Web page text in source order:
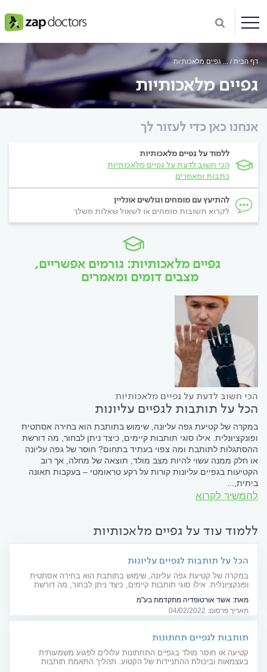
דף הבית גפיים מלאכותיות
גפיים מלאכותיות
אנחנו כאן כדי לעזור לך
ללמוד על גפיים מלאכותיות
הכי חשוב לדעת על גפיים מלאכותיות
כתבות ומאמרים
להתיעץ עם מומחים וגולשים אונליין
לקרוא תשובות מומחים או לשאול שאלות משלך
גפיים מלאכותיות: גורמים אפשריים,
מצבים דומים ומאמרים
הכי חשוב לדעת על גפיים מלאכותיות
הכל על תותבות לגפיים עליונות
במקרה של קטיעת גפה עליונה, שימוש בתותבת הוא בחירה אסתטית
ופונקציונלית. אילו סוגי תותבות קיימים, כיצד ניתן לבחור, מה דורשת
ההסתגלות לתותבת ומה צפוי בעתיד בתחום? חוסר של גפה עליונה
או חלק ממנה עשוי להיות מצב מולד, תוצאה של מחלה, אך רוב
הקטיעות בגפיים עליונות קורות על רקע טראומטי – בעקבות תאונה
ביתית,...
להמשיך לקרוא
ללמוד עוד על גפיים מלאכותיות
הכל על תותבות לגפיים עליונות
במקרה של קטיעת גפה עליונה, שימוש בתותבת הוא בחירה אסתטית
ופונקציונלית. אילו סוגי תותבות קיימים, כיצד ניתן לבחור, מה דורשת
מאת: אשד אורטופדיה מתקדמת בע"מ
תאריך פרסום: 04/02/2022
תותבות לגפיים תחתונות
קטיעה או חוסר מולד בגפיים התחתונות עלולים לפגוע משמעותית
בעצמאות וביכולת ההתניידות של הקטוע. תהליך התאמת תותבות